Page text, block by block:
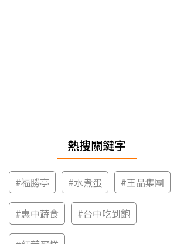
熱搜關鍵字
#福勝亭 #水煮蛋 #王品集團
#惠中蔬食 #台中吃到飽